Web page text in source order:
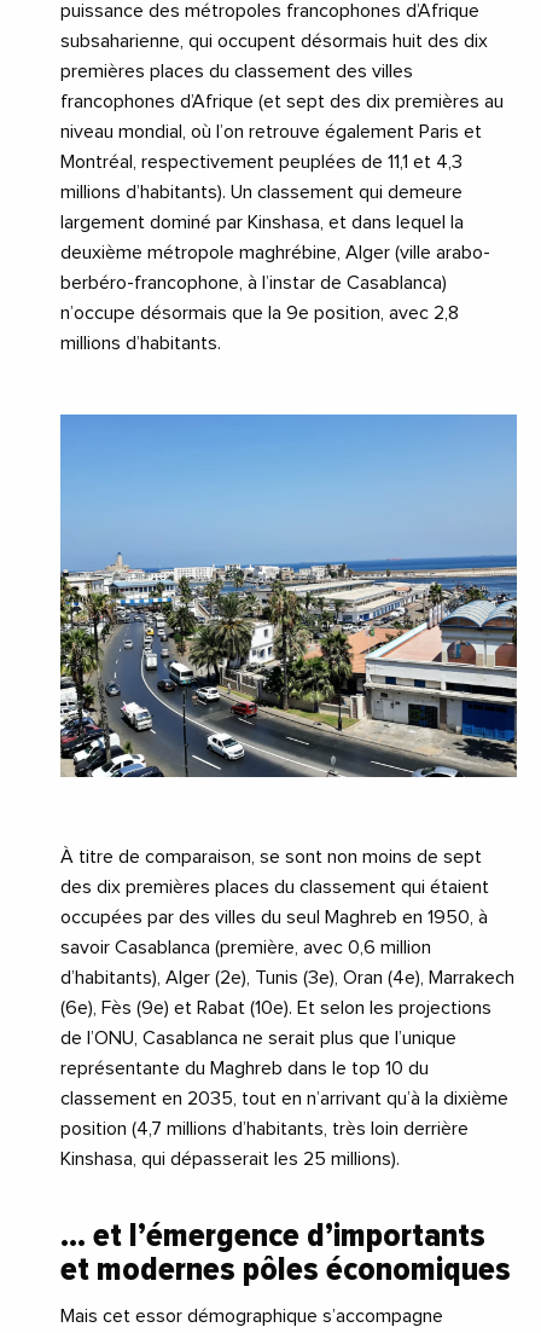
puissance des métropoles francophones d’Afrique
subsaharienne, qui occupent désormais huit des dix
premières places du classement des villes
francophones d’Afrique (et sept des dix premières au
niveau mondial, où l’on retrouve également Paris et
Montréal, respectivement peuplées de 11,1 et 4,3
millions d’habitants). Un classement qui demeure
largement dominé par Kinshasa, et dans lequel la
deuxième métropole maghrébine, Alger (ville arabo-
berbéro-francophone, à l’instar de Casablanca)
n’occupe désormais que la 9e position, avec 2,8
millions d’habitants.
À titre de comparaison, se sont non moins de sept
des dix premières places du classement qui étaient
occupées par des villes du seul Maghreb en 1950, à
savoir Casablanca (première, avec 0,6 million
d’habitants), Alger (2e), Tunis (3e), Oran (4e), Marrakech
(6e), Fès (9e) et Rabat (10e). Et selon les projections
de l’ONU, Casablanca ne serait plus que l’unique
représentante du Maghreb dans le top 10 du
classement en 2035, tout en n’arrivant qu’à la dixième
position (4,7 millions d’habitants, très loin derrière
Kinshasa, qui dépasserait les 25 millions).
… et l’émergence d’importants
et modernes pôles économiques
Mais cet essor démographique s’accompagne